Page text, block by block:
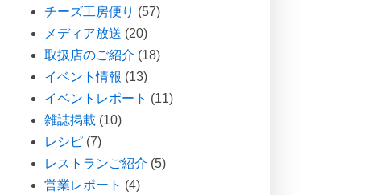
チーズ工房便り (57)
メディア放送 (20)
取扱店のご紹介 (18)
イベント情報 (13)
イベントレポート (11)
雑誌掲載 (10)
レシピ (7)
レストランご紹介 (5)
営業レポート (4)